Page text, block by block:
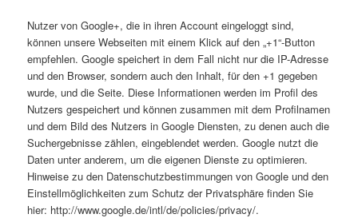
Nutzer von Google+, die in ihren Account eingeloggt sind,
können unsere Webseiten mit einem Klick auf den „+1“-Button
empfehlen. Google speichert in dem Fall nicht nur die IP-Adresse
und den Browser, sondern auch den Inhalt, für den +1 gegeben
wurde, und die Seite. Diese Informationen werden im Profil des
Nutzers gespeichert und können zusammen mit dem Profilnamen
und dem Bild des Nutzers in Google Diensten, zu denen auch die
Suchergebnisse zählen, eingeblendet werden. Google nutzt die
Daten unter anderem, um die eigenen Dienste zu optimieren.
Hinweise zu den Datenschutzbestimmungen von Google und den
Einstellmöglichkeiten zum Schutz der Privatsphäre finden Sie
hier: http://www.google.de/intl/de/policies/privacy/.